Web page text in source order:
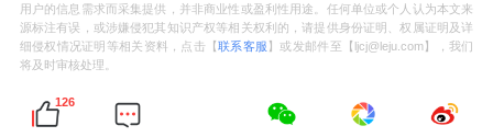
用户的信息需求而采集提供，并非商业性或盈利性用途。任何单位或个人认为本文来
源标注有误，或涉嫌侵犯其知识产权等相关权利的，请提供身份证明、权属证明及详
细侵权情况证明等相关资料，点击【联系客服 】或发邮件至【ljcj@leju.com】，我们
将及时审核处理。
126